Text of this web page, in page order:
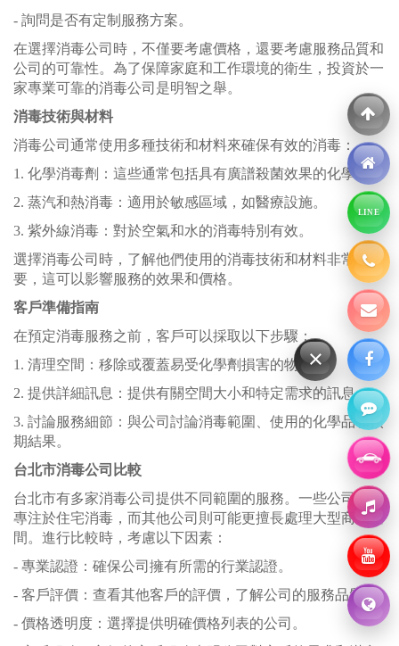
- 詢問是否有定制服務方案。
在選擇消毒公司時，不僅要考慮價格，還要考慮服務品質和
公司的可靠性。為了保障家庭和工作環境的衛生，投資於一
家專業可靠的消毒公司是明智之舉。
消毒技術與材料
消毒公司通常使用多種技術和材料來確保有效的消毒：
1. 化學消毒劑：這些通常包括具有廣譜殺菌效果的化學品。
2. 蒸汽和熱消毒：適用於敏感區域，如醫療設施。
3. 紫外線消毒：對於空氣和水的消毒特別有效。
選擇消毒公司時，了解他們使用的消毒技術和材料非常重
要，這可以影響服務的效果和價格。
客戶準備指南
在預定消毒服務之前，客戶可以採取以下步驟：
1. 清理空間：移除或覆蓋易受化學劑損害的物品。
2. 提供詳細訊息：提供有關空間大小和特定需求的訊息。
3. 討論服務細節：與公司討論消毒範圍、使用的化學品和預
期結果。
台北市消毒公司比較
台北市有多家消毒公司提供不同範圍的服務。一些公司可能
專注於住宅消毒，而其他公司則可能更擅長處理大型商業空
間。進行比較時，考慮以下因素：
- 專業認證：確保公司擁有所需的行業認證。
- 客戶評價：查看其他客戶的評價，了解公司的服務品質。
- 價格透明度：選擇提供明確價格列表的公司。
LINE
×